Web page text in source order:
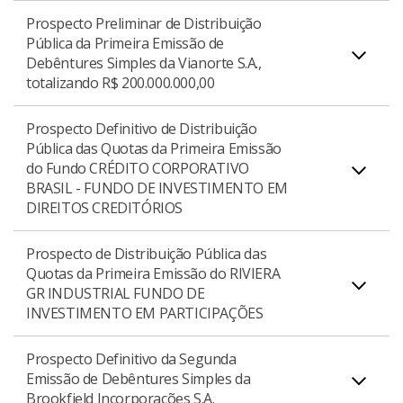
Download do Prospecto Preliminar
Download do Prospecto Preliminar
Prospecto Preliminar de Distribuição
Pública da Primeira Emissão de
Debêntures Simples da Vianorte S.A.,
totalizando R$ 200.000.000,00
Prospecto Preliminar de Distribuição Pública da
Primeira Emissão de Debêntures Simples da
Vianorte S.A., totalizando R$ 200.000.000,00.
Download do Prospecto Preliminar
Prospecto Definitivo de Distribuição
Pública das Quotas da Primeira Emissão
do Fundo CRÉDITO CORPORATIVO
BRASIL - FUNDO DE INVESTIMENTO EM
DIREITOS CREDITÓRIOS
Prospecto Definitivo de Distribuição Pública das
Quotas da Primeira Emissão do Fundo Crédito
Corporativo Brasil - Fundo de Investimento em
Direitos Creditórios, totalizando o valor de até
Prospecto de Distribuição Pública das
Quotas da Primeira Emissão do RIVIERA
GR INDUSTRIAL FUNDO DE
INVESTIMENTO EM PARTICIPAÇÕES
Prospecto Definitivo da Segunda
Emissão de Debêntures Simples da
Brookfield Incorporações S.A.